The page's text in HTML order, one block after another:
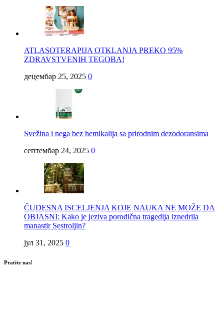
ATLASOTERAPIJA OTKLANJA PREKO 95%
ZDRAVSTVENIH TEGOBA!
децембар 25, 2025 0
Svežina i nega bez hemikalija sa prirodnim dezodoransima
септембар 24, 2025 0
ČUDESNA ISCELJENJA KOJE NAUKA NE MOŽE DA
OBJASNI: Kako je jeziva porodična tragedija iznedrila
manastir Sestroljin?
јул 31, 2025 0
Pratite nas!